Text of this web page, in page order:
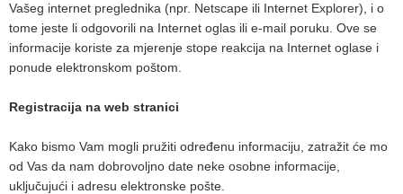
Vašeg internet preglednika (npr. Netscape ili Internet Explorer), i o
tome jeste li odgovorili na Internet oglas ili e-mail poruku. Ove se
informacije koriste za mjerenje stope reakcija na Internet oglase i
ponude elektronskom poštom.
Registracija na web stranici
Kako bismo Vam mogli pružiti određenu informaciju, zatražit će mo
od Vas da nam dobrovoljno date neke osobne informacije,
uključujući i adresu elektronske pošte.